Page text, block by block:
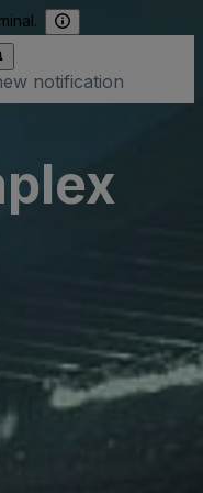
notification